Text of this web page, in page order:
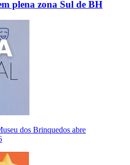
plena zona Sul de BH
dos Brinquedos abre